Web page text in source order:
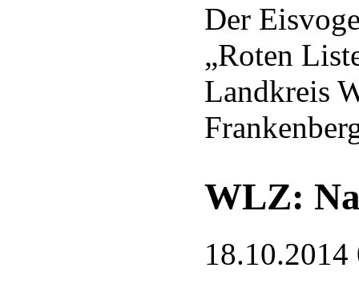
Der
„Roten
Landkreis
WLZ:
18.10.2014